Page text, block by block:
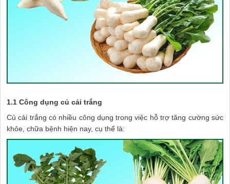
1.1 Công dụng củ cải trắng
Củ cải trắng có nhiều công dụng trong việc hỗ trợ tăng cường sức
khỏe, chữa bệnh hiện nay, cụ thể là: